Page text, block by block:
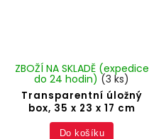
Transparentní úložný
box, 35 x 23 x 17 cm
ZBOŽÍ NA SKLADĚ (expedice
do 24 hodin) (3 ks)
Do košíku